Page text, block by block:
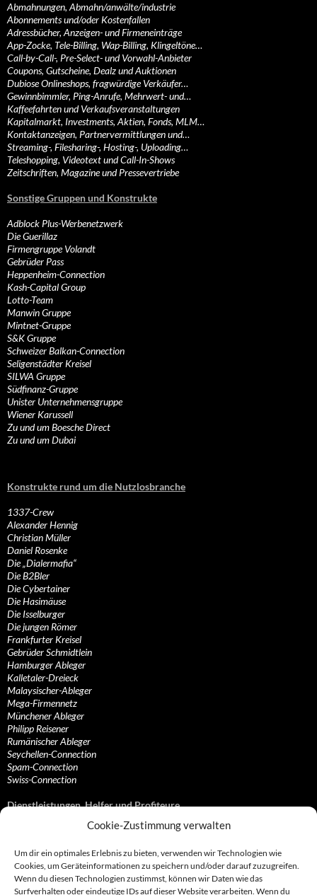
Cookie-Zustimmung verwalten
Um dir ein optimales Erlebnis zu bieten, verwenden wir Technologien wie
Cookies, um Geräteinformationen zu speichern und/oder darauf zuzugreifen.
Wenn du diesen Technologien zustimmst, können wir Daten wie das
Surfverhalten oder eindeutige IDs auf dieser Website verarbeiten. Wenn du
Abmahnungen, Abmahn/anwälte/industrie
Abonnements und/oder Kostenfallen
Adressbücher, Anzeigen- und Firmeneinträge
App-Zocke, Tele-Billing, Wap-Billing, Klingeltöne…
Call-by-Call-, Pre-Select- und Vorwahl-Anbieter
Coupons, Gutscheine, Dealz und Auktionen
Dubiose Onlineshops, fragwürdige Verkäufer…
Gewinnbimmler, Ping-Anrufe, Mehrwert- und…
Kaffeefahrten und Verkaufsveranstaltungen
Kapitalmarkt, Investments, Aktien, Fonds, MLM…
Kontaktanzeigen, Partnervermittlungen und…
Streaming-, Filesharing-, Hosting-, Uploading…
Teleshopping, Videotext und Call-In-Shows
Zeitschriften, Magazine und Pressevertriebe
Sonstige Gruppen und Konstrukte
Adblock Plus-Werbenetzwerk
Die Guerillaz
Firmengruppe Volandt
Gebrüder Pass
Heppenheim-Connection
Kash-Capital Group
Lotto-Team
Manwin Gruppe
Mintnet-Gruppe
S&K Gruppe
Schweizer Balkan-Connection
Seligenstädter Kreisel
SILWA Gruppe
Südfinanz-Gruppe
Unister Unternehmensgruppe
Wiener Karussell
Zu und um Boesche Direct
Zu und um Dubai
Konstrukte rund um die Nutzlosbranche
1337-Crew
Alexander Hennig
Christian Müller
Daniel Rosenke
Die „Dialermafia“
Die B2Bler
Die Cybertainer
Die Hasimäuse
Die Isselburger
Die jungen Römer
Frankfurter Kreisel
Gebrüder Schmidtlein
Hamburger Ableger
Kalletaler-Dreieck
Malaysischer-Ableger
Mega-Firmennetz
Münchener Ableger
Philipp Reisener
Rumänischer Ableger
Seychellen-Connection
Spam-Connection
Swiss-Connection
Dienstleistungen, Helfer und Profiteure
Anonymisierungsdienste, VPN- und Web-Proxy…
Bezahlsysteme, Finanzdienstleister und…
Bürodienstleister, Firmengründer- und/oder…
Datenhändler, Adressbroker und zielgerichtetes…